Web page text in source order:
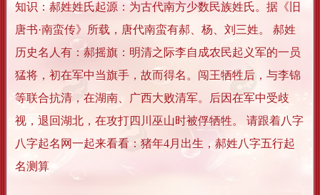
知识：郝姓姓氏起源：为古代南方少数民族姓氏。据《旧
唐书·南蛮传》所载，唐代南蛮有郝、杨、刘三姓。 郝姓
历史名人有：郝摇旗：明清之际李自成农民起义军的一员
猛将，初在军中当旗手，故而得名。闯王牺牲后，与李锦
等联合抗清，在湖南、广西大败清军。后因在军中受歧
视，退回湖北，在攻打四川巫山时被俘牺牲。 请跟着八字
八字起名网一起来看看：猪年4月出生，郝姓八字五行起
名测算